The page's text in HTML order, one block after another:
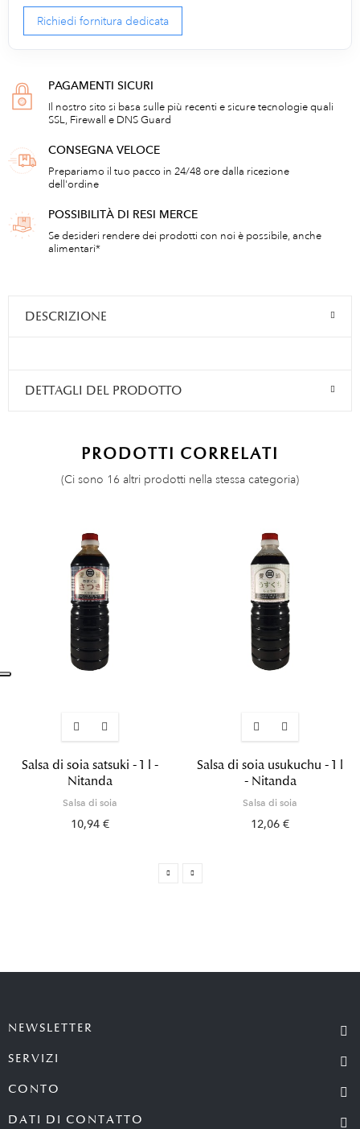
Richiedi fornitura dedicata
PAGAMENTI SICURI
Il nostro sito si basa sulle più recenti e sicure tecnologie quali
SSL, Firewall e DNS Guard
CONSEGNA VELOCE
Prepariamo il tuo pacco in 24/48 ore dalla ricezione
dell'ordine
POSSIBILITÀ DI RESI MERCE
Se desideri rendere dei prodotti con noi è possibile, anche
alimentari*
DESCRIZIONE
DETTAGLI DEL PRODOTTO
PRODOTTI CORRELATI
(Ci sono 16 altri prodotti nella stessa categoria)
Salsa di soia satsuki - 1 l -
Nitanda
Salsa di soia
10,94 €
Salsa di soia usukuchu - 1 l
- Nitanda
Salsa di soia
12,06 €
NEWSLETTER
SERVIZI
CONTO
DATI DI CONTATTO